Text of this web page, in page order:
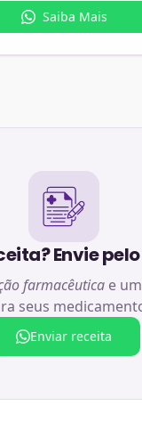
Saiba Mais
Envie
farmacêuticae um
seus
Enviar receita